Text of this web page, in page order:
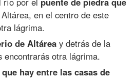
en el centro de este
lágrima.
de Altárea y detrás de la
encontrarás otra lágrima.
hay entre las casas de